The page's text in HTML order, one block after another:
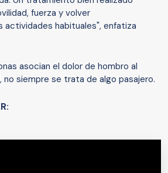
fuerza y volver
actividades habituales", enfatiza
asocian el dolor de hombro al
no siempre se trata de algo pasajero.